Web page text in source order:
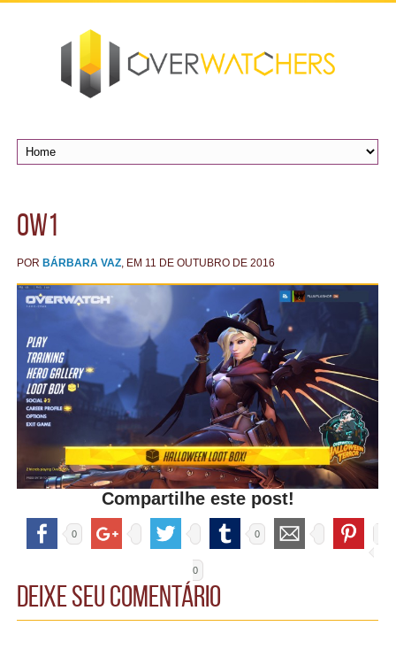
ow1
POR BÁRBARA VAZ, EM 11 DE OUTUBRO DE 2016
Compartilhe este post!
0 0
0
Deixe seu comentário